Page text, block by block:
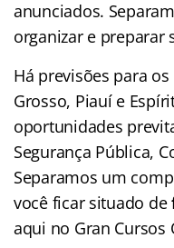
anunciados.
organizar e preparar
Há previsões para
Grosso, Piauí e
oportunidades
Segurança Pública,
Separamos um
você ficar situado de
aqui no Gran Cursos